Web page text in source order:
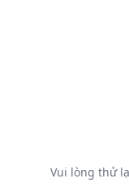
Vui lòng thử